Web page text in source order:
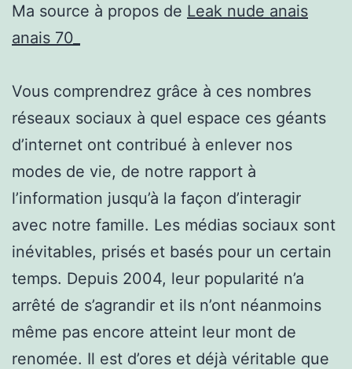
Ma source à propos de Leak nude anais
anais 70_
Vous comprendrez grâce à ces nombres
réseaux sociaux à quel espace ces géants
d’internet ont contribué à enlever nos
modes de vie, de notre rapport à
l’information jusqu’à la façon d’interagir
avec notre famille. Les médias sociaux sont
inévitables, prisés et basés pour un certain
temps. Depuis 2004, leur popularité n’a
arrêté de s’agrandir et ils n’ont néanmoins
même pas encore atteint leur mont de
renomée. Il est d’ores et déjà véritable que